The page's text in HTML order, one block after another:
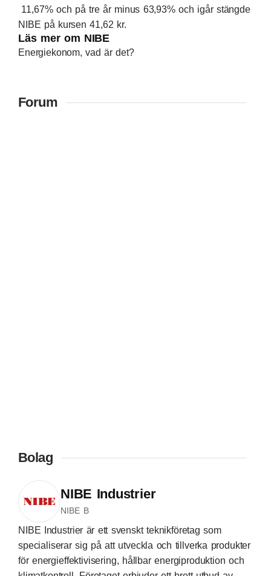
11,67% och på tre år minus 63,93% och igår stängde
NIBE på kursen 41,62 kr.
Läs mer om NIBE
Energiekonom, vad är det?
Forum
Bolag
NIBE Industrier
NIBE B
NIBE Industrier är ett svenskt teknikföretag som
specialiserar sig på att utveckla och tillverka produkter
för energieffektivisering, hållbar energiproduktion och